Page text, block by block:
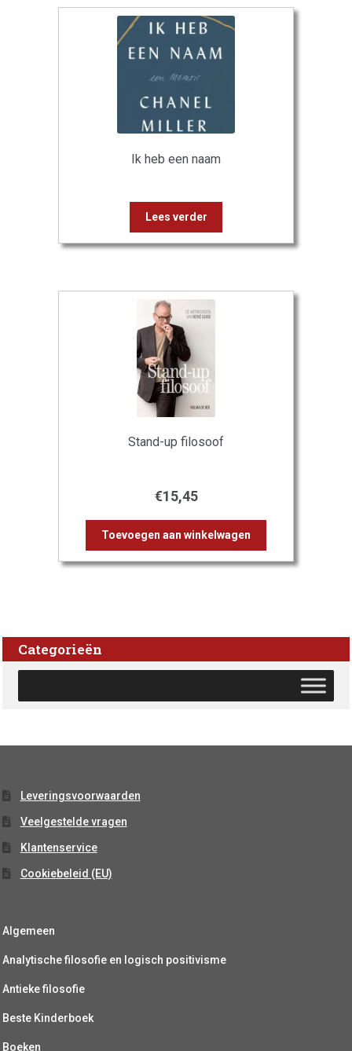
Ik heb een naam
Lees verder
Stand-up filosoof
€15,45
Toevoegen aan winkelwagen
Categorieën
Leveringsvoorwaarden
Veelgestelde vragen
Klantenservice
Cookiebeleid (EU)
Algemeen
Analytische filosofie en logisch positivisme
Antieke filosofie
Beste Kinderboek
Boeken